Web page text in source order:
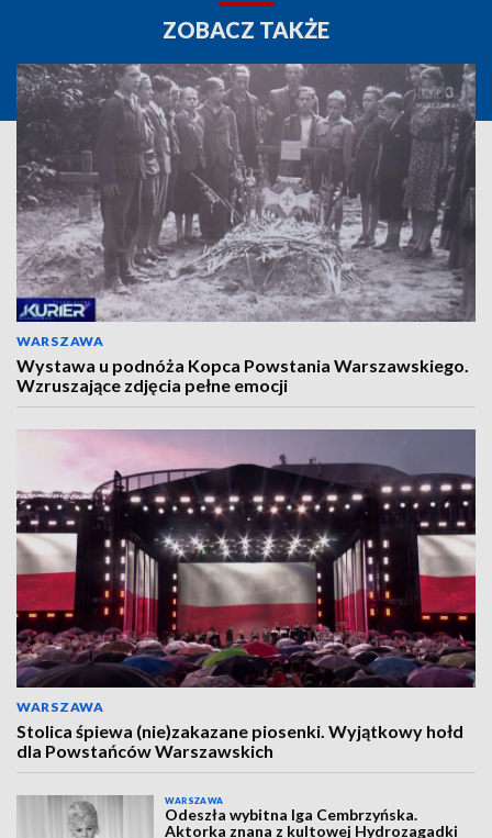
ZOBACZ TAKŻE
WARSZAWA
Wystawa u podnóża Kopca Powstania Warszawskiego.
Wzruszające zdjęcia pełne emocji
WARSZAWA
Stolica śpiewa (nie)zakazane piosenki. Wyjątkowy hołd
dla Powstańców Warszawskich
WARSZAWA
Odeszła wybitna Iga Cembrzyńska.
Aktorka znana z kultowej Hydrozagadki